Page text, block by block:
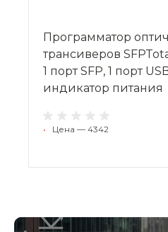
Программатор
трансиверов
1 порт SFP, 1 порт
индикатор питания
• Цена — 4342